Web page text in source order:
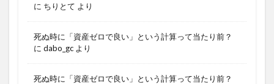
に ちりとて より
死ぬ時に「資産ゼロで良い」という計算って当たり前？
に dabo_gc より
死ぬ時に「資産ゼロで良い」という計算って当たり前？